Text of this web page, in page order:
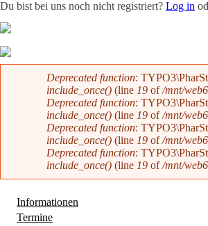
Du bist bei uns noch nicht registriert? Log in
Fehlermeldung
Deprecated function:
include_once() (line 19 of/mnt/
Deprecated function:
include_once() (line 19 of/mnt/
Deprecated function:
include_once() (line 19 of/mnt/
Deprecated function:
include_once() (line 19 of/mnt/
Informationen
Termine